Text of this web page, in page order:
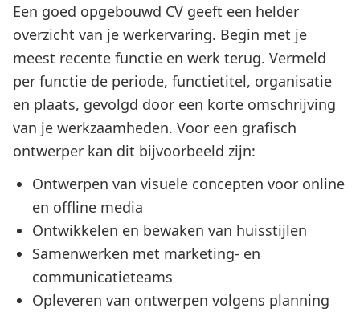
Een goed opgebouwd CV geeft een helder
overzicht van je werkervaring. Begin met je
meest recente functie en werk terug. Vermeld
per functie de periode, functietitel, organisatie
en plaats, gevolgd door een korte omschrijving
van je werkzaamheden. Voor een grafisch
ontwerper kan dit bijvoorbeeld zijn:
Ontwerpen van visuele concepten voor online
en offline media
Ontwikkelen en bewaken van huisstijlen
Samenwerken met marketing- en
communicatieteams
Opleveren van ontwerpen volgens planning